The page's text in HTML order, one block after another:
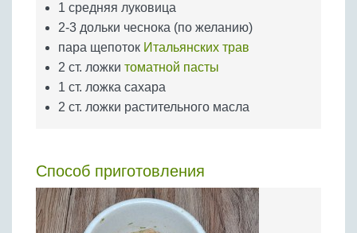
1 средняя луковица
2-3 дольки чеснока (по желанию)
пара щепоток Итальянских трав
2 ст. ложки томатной пасты
1 ст. ложка сахара
2 ст. ложки растительного масла
Способ приготовления